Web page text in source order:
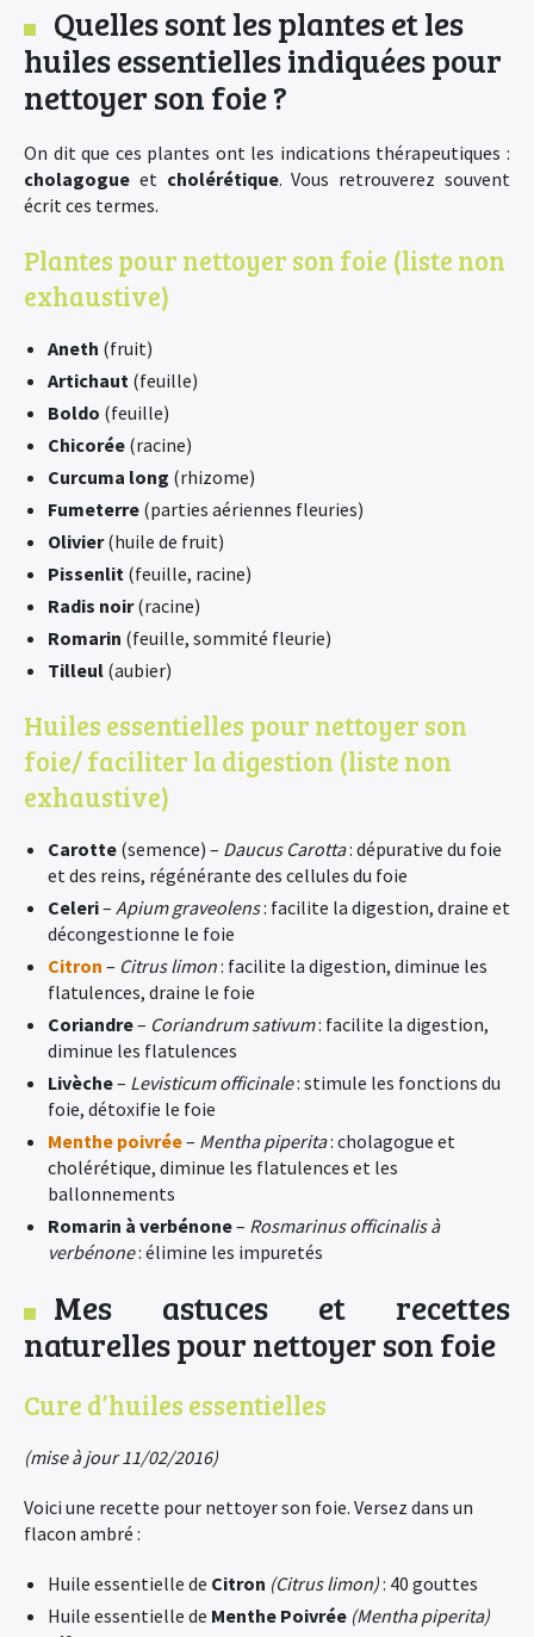
Quelles sont les plantes et les
huiles essentielles indiquées pour
nettoyer son foie ?
On dit que ces plantes ont les indications thérapeutiques :
cholagogue et cholérétique. Vous retrouverez souvent
écrit ces termes.
Plantes pour nettoyer son foie (liste non
exhaustive)
Aneth (fruit)
Artichaut (feuille)
Boldo (feuille)
Chicorée (racine)
Curcuma long (rhizome)
Fumeterre (parties aériennes fleuries)
Olivier(huile de fruit)
Pissenlit (feuille, racine)
Radis noir(racine)
Romarin (feuille, sommité fleurie)
Tilleul (aubier)
Huiles essentielles pour nettoyer son
foie/ faciliter la digestion (liste non
exhaustive)
Carotte (semence) – Daucus Carotta: dépurative du foie
et des reins, régénérante des cellules du foie
Celeri– Apium graveolens: facilite la digestion, draine et
décongestionne le foie
Citron – Citrus limon: facilite la digestion, diminue les
flatulences, draine le foie
Coriandre– Coriandrum sativum: facilite la digestion,
diminue les flatulences
Livèche– Levisticum officinale: stimule les fonctions du
foie, détoxifie le foie
Menthe poivrée– Mentha piperita: cholagogue et
cholérétique, diminue les flatulences et les
ballonnements
Romarin à verbénone– Rosmarinus officinalis à
verbénone: élimine les impuretés
Mes astuces et recettes
naturelles pour nettoyer son foie
Cure d’huiles essentielles
(mise à jour 11/02/2016)
Voici une recette pour nettoyer son foie. Versez dans un
flacon ambré :
Huile essentielle de Citron (Citrus limon): 40 gouttes
Huile essentielle de Menthe Poivrée (Mentha piperita)